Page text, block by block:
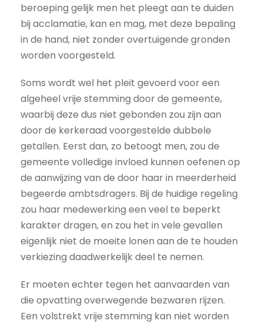
beroeping gelijk men het pleegt aan te duiden
bij acclamatie, kan en mag, met deze bepaling
in de hand, niet zonder overtuigende gronden
worden voorgesteld.
Soms wordt wel het pleit gevoerd voor een
algeheel vrije stemming door de gemeente,
waarbij deze dus niet gebonden zou zijn aan
door de kerkeraad voorgestelde dubbele
getallen. Eerst dan, zo betoogt men, zou de
gemeente volledige invloed kunnen oefenen op
de aanwijzing van de door haar in meerderheid
begeerde ambtsdragers. Bij de huidige regeling
zou haar medewerking een veel te beperkt
karakter dragen, en zou het in vele gevallen
eigenlijk niet de moeite lonen aan de te houden
verkiezing daadwerkelijk deel te nemen.
Er moeten echter tegen het aanvaarden van
die opvatting overwegende bezwaren rijzen.
Een volstrekt vrije stemming kan niet worden